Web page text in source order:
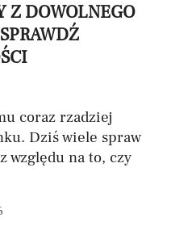
Z DOWOLNEGO
coraz rzadziej
Dziś wiele spraw
względu na to, czy